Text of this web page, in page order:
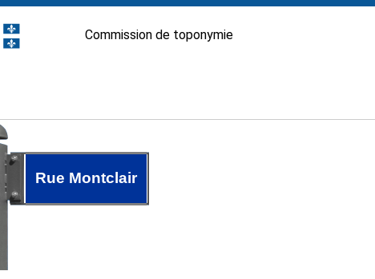
Commission de toponymie
Rue Montclair